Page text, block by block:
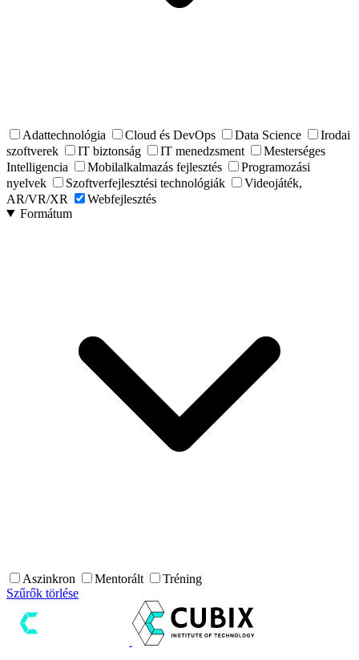
Adattechnológia Cloud és DevOps Data Science
Irodai
szoftverek
IT biztonság IT menedzsment
Mesterséges
Intelligencia
Mobilalkalmazás fejlesztés
Programozási
nyelvek
Szoftverfejlesztési technológiák
Videojáték,
AR/VR/XR
Webfejlesztés
Formátum
Aszinkron Mentorált
Tréning
Szűrők törlése